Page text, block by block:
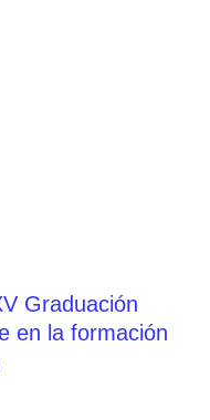
Graduación
en la formación